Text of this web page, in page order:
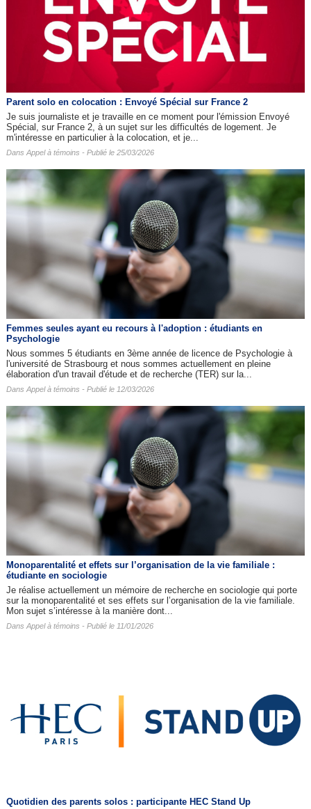
Parent solo en colocation : Envoyé Spécial sur France 2
Je suis journaliste et je travaille en ce moment pour l'émission Envoyé
Spécial, sur France 2, à un sujet sur les difficultés de logement. Je
m'intéresse en particulier à la colocation, et je...
Dans Appel à témoins - Publié le 25/03/2026
Femmes seules ayant eu recours à l'adoption : étudiants en
Psychologie
Nous sommes 5 étudiants en 3ème année de licence de Psychologie à
l'université de Strasbourg et nous sommes actuellement en pleine
élaboration d'un travail d'étude et de recherche (TER) sur la...
Dans Appel à témoins - Publié le 12/03/2026
Monoparentalité et effets sur l’organisation de la vie familiale :
étudiante en sociologie
Je réalise actuellement un mémoire de recherche en sociologie qui porte
sur la monoparentalité et ses effets sur l’organisation de la vie familiale.
Mon sujet s’intéresse à la manière dont...
Dans Appel à témoins - Publié le 11/01/2026
Quotidien des parents solos : participante HEC Stand Up